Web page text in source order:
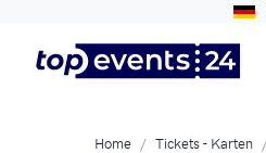
Home Tickets - Karten